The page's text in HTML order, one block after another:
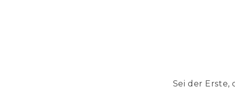
Sei der